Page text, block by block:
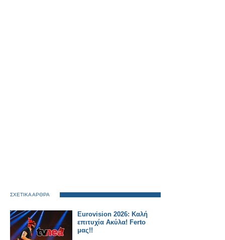
ΣΧΕΤΙΚΑ ΑΡΘΡΑ
Eurovision 2026: Καλή
επιτυχία Ακύλα! Ferto
μας!!